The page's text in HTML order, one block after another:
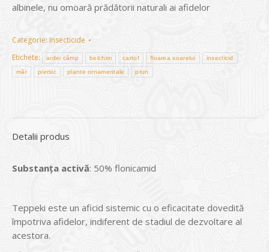
albinele, nu omoară prădătorii naturali ai afidelor
Categorie: Insecticide
Etichete:
ardei câmp belchim cartof floarea soarelui insecticid
măr piersic plante ornamentale prun
Detalii produs
Substanţa activă: 50% flonicamid
Teppeki este un aficid sistemic cu o eficacitate dovedită
împotriva afidelor, indiferent de stadiul de dezvoltare al
acestora.